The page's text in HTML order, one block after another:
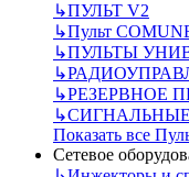
↳ПУЛЬТ V2
↳Пульт
↳ПУЛЬТЫ
↳
↳РЕЗЕРВНОЕ
↳
Показать все
Сетевое